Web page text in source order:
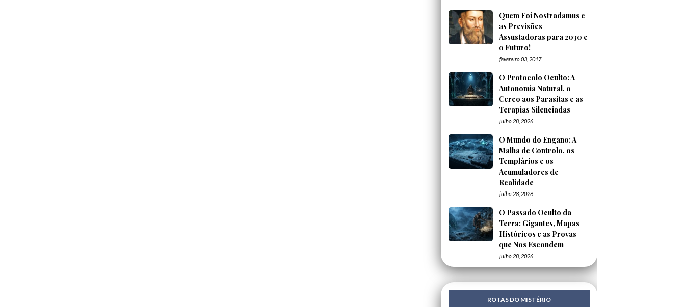
Quem Foi Nostradamus e
as Previsões
Assustadoras para 2030 e
o Futuro!
fevereiro 03, 2017
O Protocolo Oculto: A
Autonomia Natural, o
Cerco aos Parasitas e as
Terapias Silenciadas
julho 28, 2026
O Mundo do Engano: A
Malha de Controlo, os
Templários e os
Acumuladores de
Realidade
julho 28, 2026
O Passado Oculto da
Terra: Gigantes, Mapas
Históricos e as Provas
que Nos Escondem
julho 28, 2026
ROTAS DO MISTÉRIO